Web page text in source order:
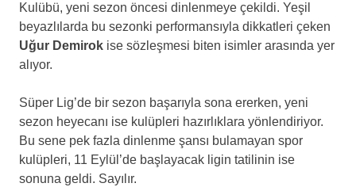
Kulübü, yeni sezon öncesi dinlenmeye çekildi. Yeşil
beyazlılarda bu sezonki performansıyla dikkatleri çeken
Uğur Demirok ise sözleşmesi biten isimler arasında yer
alıyor.
Süper Lig’de bir sezon başarıyla sona ererken, yeni
sezon heyecanı ise kulüpleri hazırlıklara yönlendiriyor.
Bu sene pek fazla dinlenme şansı bulamayan spor
kulüpleri, 11 Eylül’de başlayacak ligin tatilinin ise
sonuna geldi. Sayılır.